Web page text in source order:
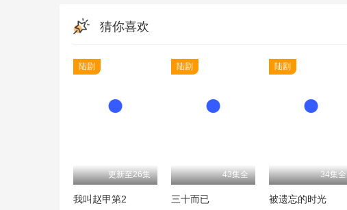
猜你喜欢
更新至26集
陆剧
我叫赵甲第2
43集全
陆剧
三十而已
34集全
陆剧
被遗忘的时光